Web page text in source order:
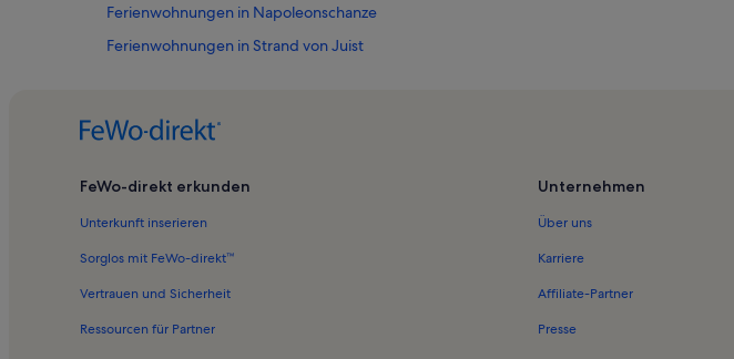
Ferienwohnungen in Napoleonschanze
Ferienwohnungen in Strand von Juist
Ferienwohnungen in Hoge Hörn
Ferienwohnungen in Muschel- und Schneckenmuseum
FeWo-direkt erkunden
Unterkunft inserieren
Sorglos mit FeWo-direkt™
Vertrauen und Sicherheit
Ressourcen für Partner
Unternehmen
Über uns
Karriere
Affiliate-Partner
Presse